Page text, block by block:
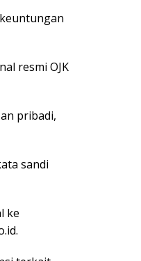
resmi OJK
pribadi,
sandi
ke